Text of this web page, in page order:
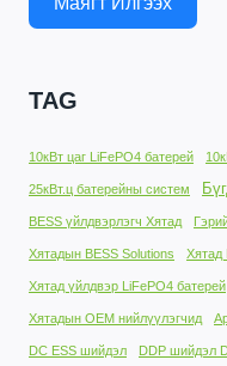
TAG
10кВт цаг LiFePO4 батерей
25кВт.ц батерейны систем
BESS үйлдвэрлэгч Хятад
Хятадын BESS Solutions Хятад
Хятад үйлдвэр LiFePO4 батерей
Хятадын OEM нийлүүлэгчид
DC ESS шийдэл DDP шийдэл